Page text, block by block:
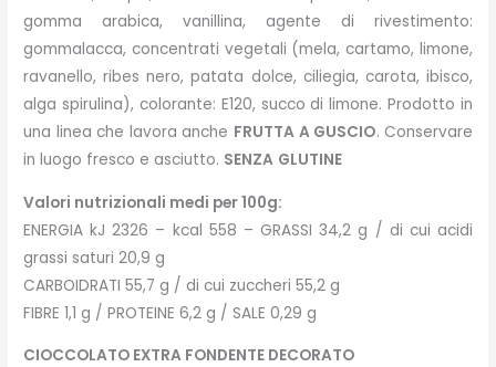
gomma arabica, vanillina, agente di rivestimento:
gommalacca, concentrati vegetali (mela, cartamo, limone,
ravanello, ribes nero, patata dolce, ciliegia, carota, ibisco,
alga spirulina), colorante: E120, succo di limone. Prodotto in
una linea che lavora anche FRUTTA A GUSCIO. Conservare
in luogo fresco e asciutto. SENZA GLUTINE
Valori nutrizionali medi per 100g:
ENERGIA kJ 2326 – kcal 558 – GRASSI 34,2 g / di cui acidi
grassi saturi 20,9 g
CARBOIDRATI 55,7 g / di cui zuccheri 55,2 g
FIBRE 1,1 g / PROTEINE 6,2 g / SALE 0,29 g
CIOCCOLATO EXTRA FONDENTE DECORATO